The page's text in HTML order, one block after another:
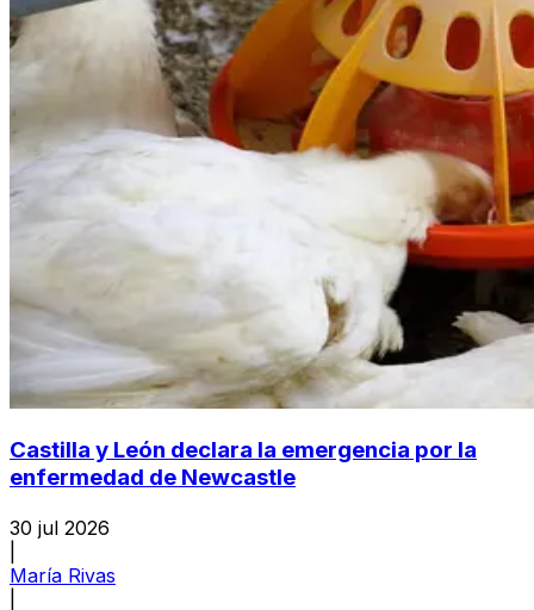
Castilla y León declara la emergencia por la
enfermedad de Newcastle
30 jul 2026
María Rivas